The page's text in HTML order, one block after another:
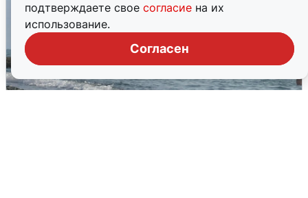
подтверждаете свое согласие на их
использование.
Согласен